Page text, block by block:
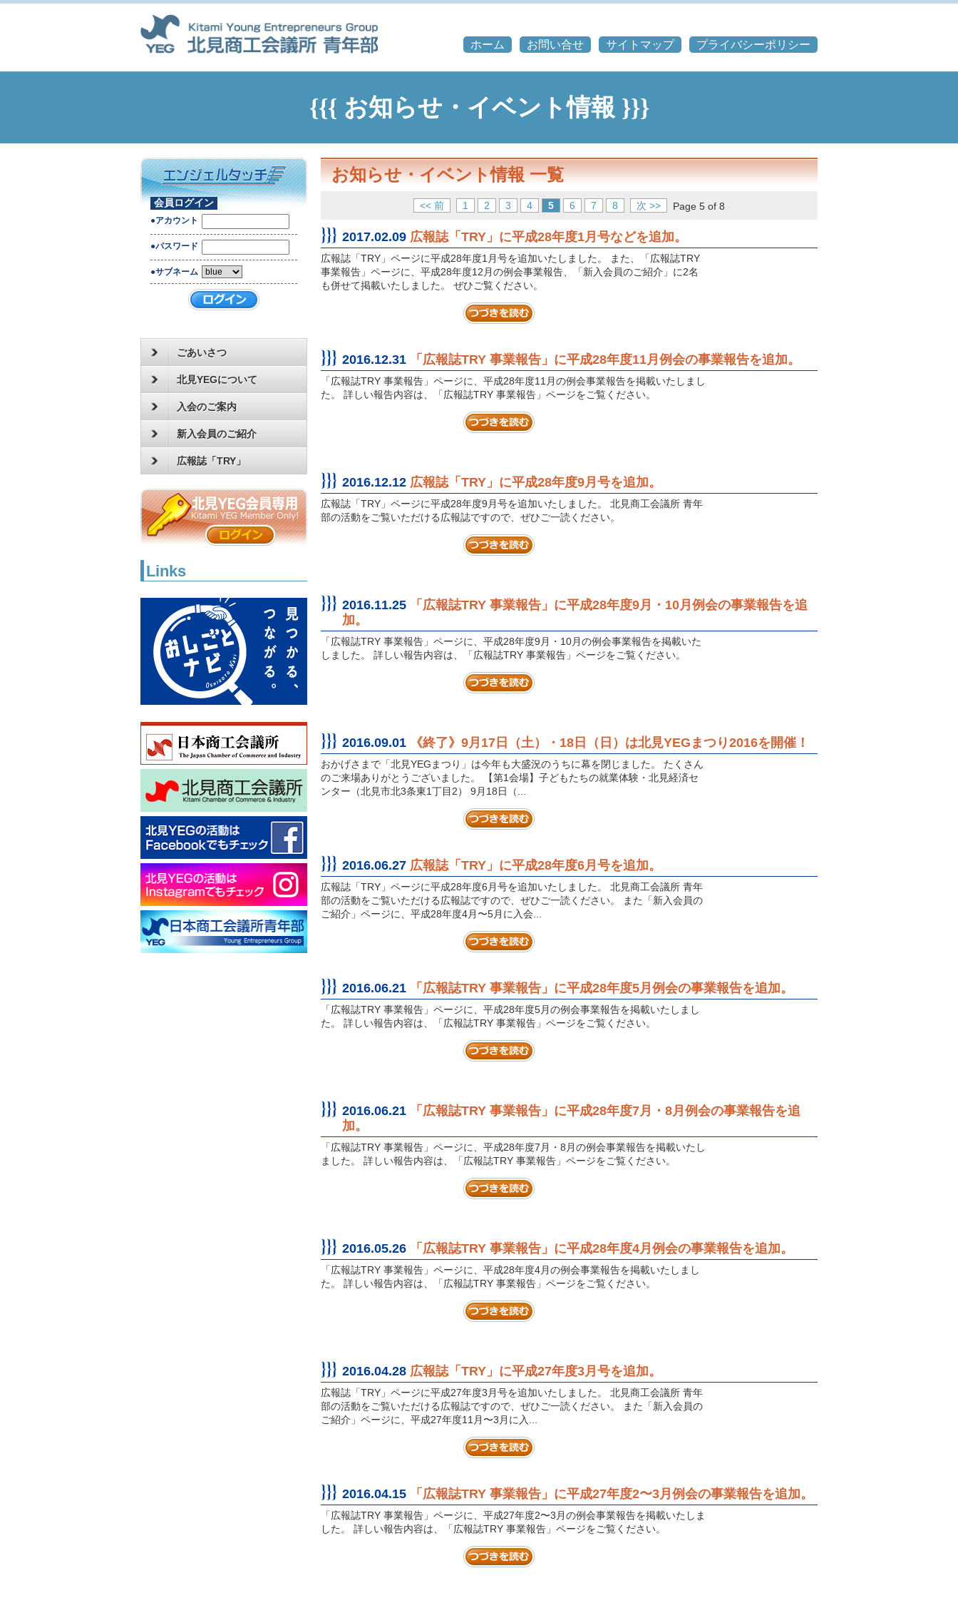
ホーム お問い合せ サイトマップ プライバシーポリシー
{{{ お知らせ・イベント情報 }}}
お知らせ・イベント情報 一覧
<< 前 1 2 3 4 5 6 7 8 次 >> Page 5 of 8
2017.02.09 広報誌「TRY」に平成28年度1月号などを追加。
広報誌「TRY」ページに平成28年度1月号を追加いたしました。 また、「広報誌TRY
事業報告」ページに、平成28年度12月の例会事業報告、「新入会員のご紹介」に2名
も併せて掲載いたしました。 ぜひご覧ください。
2016.12.31 「広報誌TRY 事業報告」に平成28年度11月例会の事業報告を追加。
「広報誌TRY 事業報告」ページに、平成28年度11月の例会事業報告を掲載いたしまし
た。 詳しい報告内容は、「広報誌TRY 事業報告」ページをご覧ください。
2016.12.12 広報誌「TRY」に平成28年度9月号を追加。
広報誌「TRY」ページに平成28年度9月号を追加いたしました。 北見商工会議所 青年
部の活動をご覧いただける広報誌ですので、ぜひご一読ください。
2016.11.25
「広報誌TRY 事業報告」に平成28年度9月・10月例会の事業報告を追
加。
「広報誌TRY 事業報告」ページに、平成28年度9月・10月の例会事業報告を掲載いた
しました。 詳しい報告内容は、「広報誌TRY 事業報告」ページをご覧ください。
2016.09.01 《終了》9月17日（土）・18日（日）は北見YEGまつり2016を開催！
おかげさまで「北見YEGまつり」は今年も大盛況のうちに幕を閉じました。 たくさん
のご来場ありがとうございました。 【第1会場】子どもたちの就業体験・北見経済セ
ンター（北見市北3条東1丁目2） 9月18日（...
2016.06.27 広報誌「TRY」に平成28年度6月号を追加。
広報誌「TRY」ページに平成28年度6月号を追加いたしました。 北見商工会議所 青年
部の活動をご覧いただける広報誌ですので、ぜひご一読ください。 また「新入会員の
ご紹介」ページに、平成28年度4月〜5月に入会...
2016.06.21 「広報誌TRY 事業報告」に平成28年度5月例会の事業報告を追加。
「広報誌TRY 事業報告」ページに、平成28年度5月の例会事業報告を掲載いたしまし
た。 詳しい報告内容は、「広報誌TRY 事業報告」ページをご覧ください。
2016.06.21
「広報誌TRY 事業報告」に平成28年度7月・8月例会の事業報告を追
加。
「広報誌TRY 事業報告」ページに、平成28年度7月・8月の例会事業報告を掲載いたし
ました。 詳しい報告内容は、「広報誌TRY 事業報告」ページをご覧ください。
2016.05.26 「広報誌TRY 事業報告」に平成28年度4月例会の事業報告を追加。
「広報誌TRY 事業報告」ページに、平成28年度4月の例会事業報告を掲載いたしまし
た。 詳しい報告内容は、「広報誌TRY 事業報告」ページをご覧ください。
2016.04.28 広報誌「TRY」に平成27年度3月号を追加。
広報誌「TRY」ページに平成27年度3月号を追加いたしました。 北見商工会議所 青年
部の活動をご覧いただける広報誌ですので、ぜひご一読ください。 また「新入会員の
ご紹介」ページに、平成27年度11月〜3月に入...
2016.04.15 「広報誌TRY 事業報告」に平成27年度2〜3月例会の事業報告を追加。
「広報誌TRY 事業報告」ページに、平成27年度2〜3月の例会事業報告を掲載いたしま
した。 詳しい報告内容は、「広報誌TRY 事業報告」ページをご覧ください。
会員ログイン
●アカウント
●パスワード
●サブネーム
ごあいさつ
北見YEGについて
入会のご案内
新入会員のご紹介
広報誌「TRY」
Links